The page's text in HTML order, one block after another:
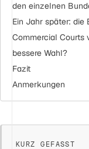
den einzelnen
Ein Jahr später: die
Commercial Courts
bessere Wahl?
Fazit
Anmerkungen